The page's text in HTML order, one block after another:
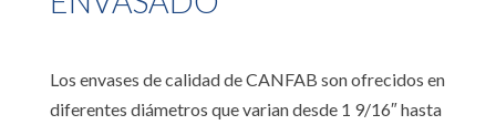
Los envases de calidad de CANFAB son ofrecidos en
diferentes diámetros que varian desde 1 9/16″ hasta